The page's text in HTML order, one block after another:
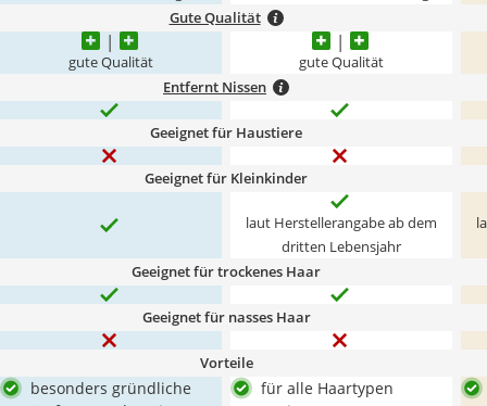
Gute Qualität
gute Qualität gute Qualität
Entfernt Nissen
Geeignet für Haustiere
Geeignet für Kleinkinder
laut Herstellerangabe ab dem
dritten Lebensjahr
Geeignet für trockenes Haar
Geeignet für nasses Haar
Vorteile
besonders gründliche
für alle Haartypen